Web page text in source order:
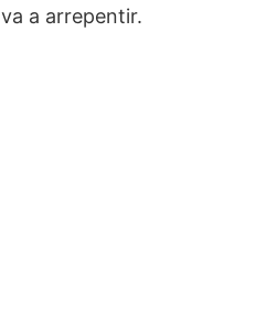
a arrepentir.